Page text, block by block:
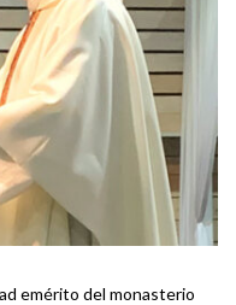
emérito del monasterio